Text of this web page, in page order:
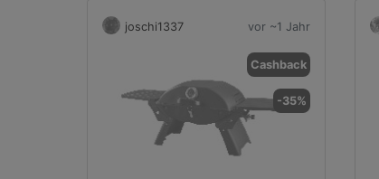
joschi1337 vor ~1 Jahr
Cashback
-35%